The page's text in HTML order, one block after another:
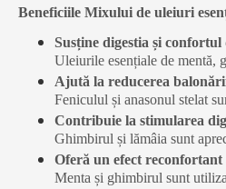
Beneficiile Mixului de uleiuri
Susține digestia și confortul
Uleiurile esențiale de mentă,
Ajută la reducerea
Feniculul și anasonul stelat
Contribuie la stimularea
Ghimbirul și lămâia sunt
Oferă un efect
Menta și ghimbirul sunt